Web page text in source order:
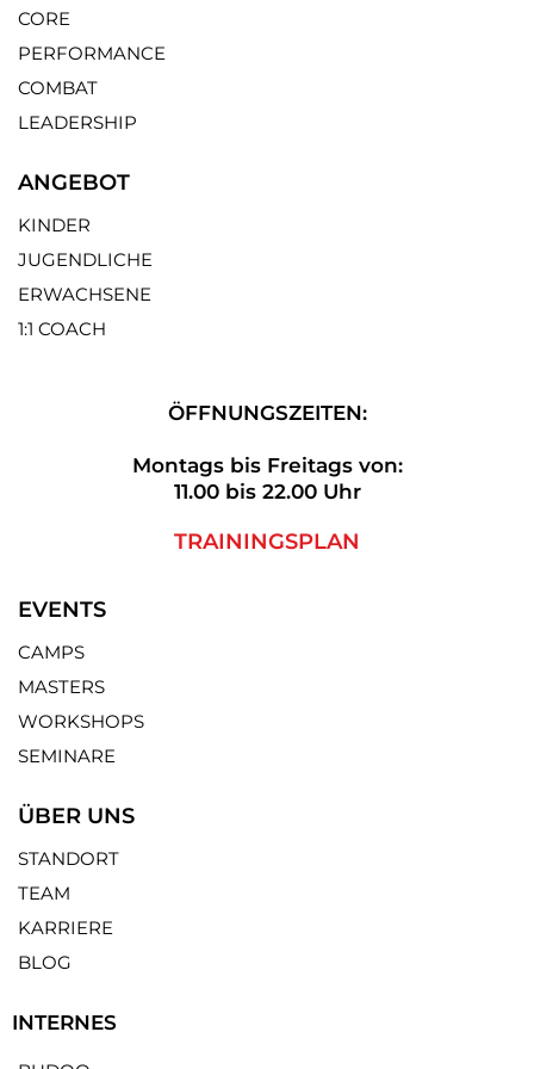
CORE
PERFORMANCE
COMBAT
LEADERSHIP
ANGEBOT
KINDER
JUGENDLICHE
ERWACHSENE
1:1 COACH
ÖFFNUNGSZEITEN:
Montags bis Freitags von:
11.00 bis 22.00 Uhr
TRAININGSPLAN
EVENTS
CAMPS
MASTERS
WORKSHOPS
SEMINARE
ÜBER UNS
STANDORT
TEAM
KARRIERE
BLOG
INTERNES